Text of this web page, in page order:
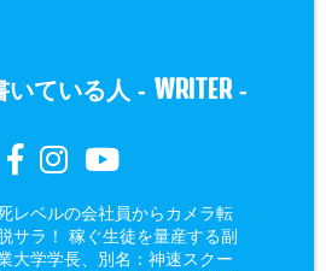
いている人 - WRITER-
レベルの会社員からカメラ転
サラ！ 稼ぐ生徒を量産する副
大学学長、別名：神速スクー